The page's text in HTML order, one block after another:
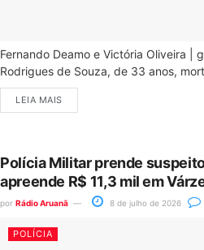
Fernando Deamo e Victória Oliveira |
Rodrigues de Souza, de 33 anos,
LEIA MAIS
Polícia Militar prende
apreende R$ 11,3 mil em
por Rádio Aruanã 8 de julho de 2026
POLÍCIA